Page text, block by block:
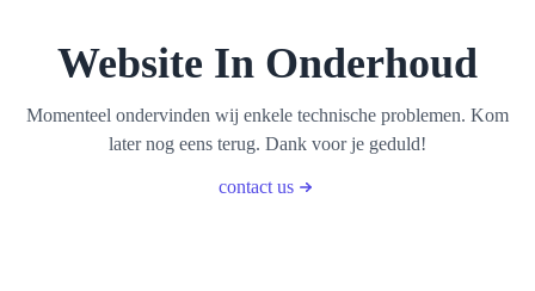
Website In Onderhoud
Momenteel ondervinden wij enkele technische problemen. Kom
later nog eens terug. Dank voor je geduld!
contact us